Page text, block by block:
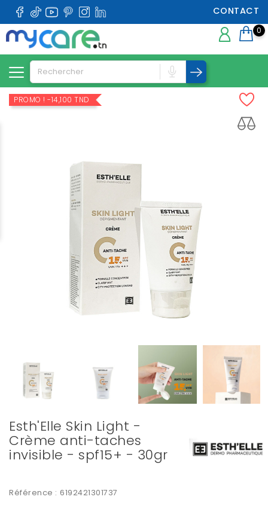
CONTACT
0
PROMO ! -14,100 TND
Esth'Elle Skin Light -
Crème anti-taches
invisible - spf15+ - 30gr
Référence : 6192421301737